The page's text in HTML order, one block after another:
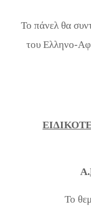
Το πάνελ θα
του Ελληνο-
A.
Το